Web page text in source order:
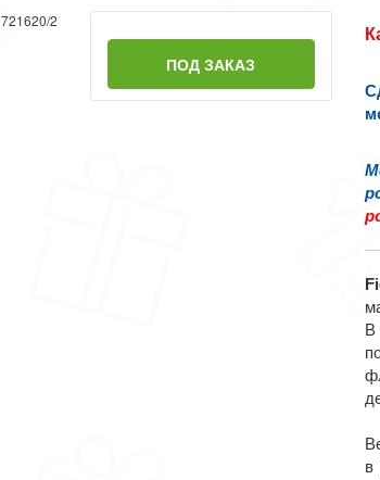
721620/2
ПОД ЗАКАЗ
в